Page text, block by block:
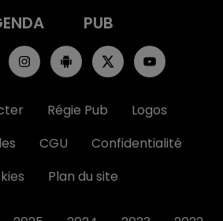
PUB
Régie Pub
Logos
CGU
Confidentialité
Plan du site